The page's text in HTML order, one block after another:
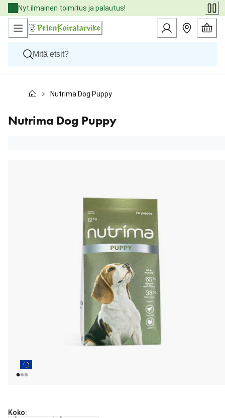
Skip
to
Content
Nyt ilmainen toimitus ja palautus!
Kissat
Eläinlääkäriruoat
Tuotemerkit
Nutrima Dog Puppy
Nutrima Dog Puppy
Koko: